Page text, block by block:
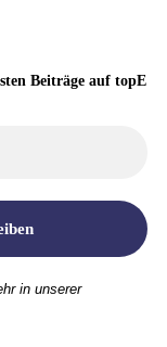
Beiträge auf topE
in unserer